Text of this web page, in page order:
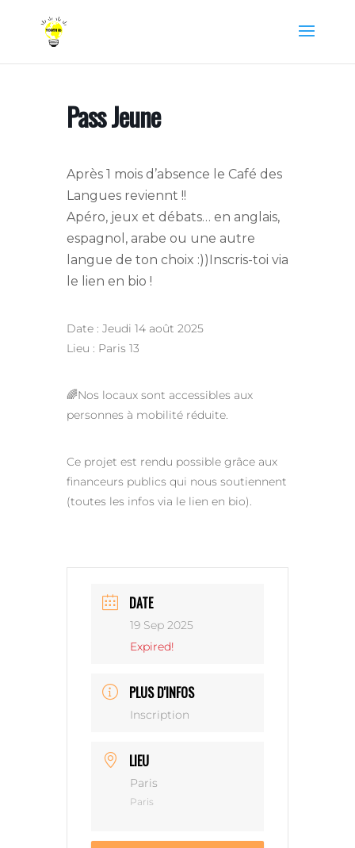
Pass Jeune
Après 1 mois d’absence le Café des
Langues reviennt !!
Apéro, jeux et débats… en anglais,
espagnol, arabe ou une autre
langue de ton choix :))Inscris-toi via
le lien en bio !
Date : Jeudi 14 août 2025
Lieu : Paris 13
🌈Nos locaux sont accessibles aux
personnes à mobilité réduite.
Ce projet est rendu possible grâce aux
financeurs publics qui nous soutiennent
(toutes les infos via le lien en bio).
DATE
19 Sep 2025
Expired!
PLUS D'INFOS
Inscription
LIEU
Paris
Paris